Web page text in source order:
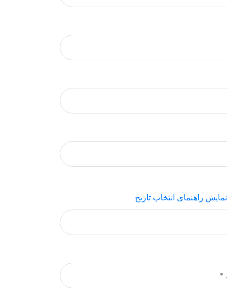
نمایش راهنمای انتخاب تاریخ